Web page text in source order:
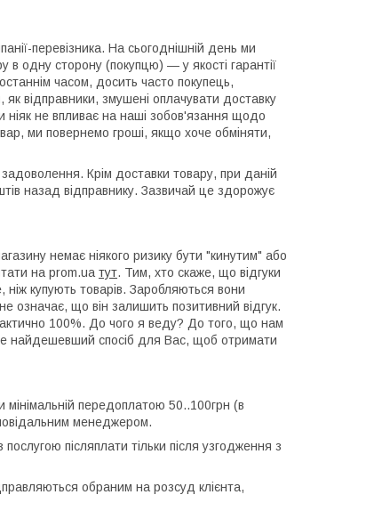
перевізника. На сьогоднішній день ми
в одну сторону (покупцю) ― у якості гарантії
часом, досить часто покупець,
відправники, змушені оплачувати доставку
ніяк не впливає на наші зобов'язання щодо
ми повернемо гроші, якщо хоче обміняти,
Крім доставки товару, при даній
назад відправнику. Зазвичай це здорожує
немає ніякого ризику бути "кинутим" або
на prom.ua тут. Тим, хто скаже, що відгуки
ніж купують товарів. Заробляються вони
що він залишить позитивний відгук.
100%. До чого я веду? До того, що нам
найдешевший спосіб для Вас, щоб отримати
передоплатою 50..100грн (в
менеджером.
післяплати тільки після узгодження з
обраним на розсуд клієнта,